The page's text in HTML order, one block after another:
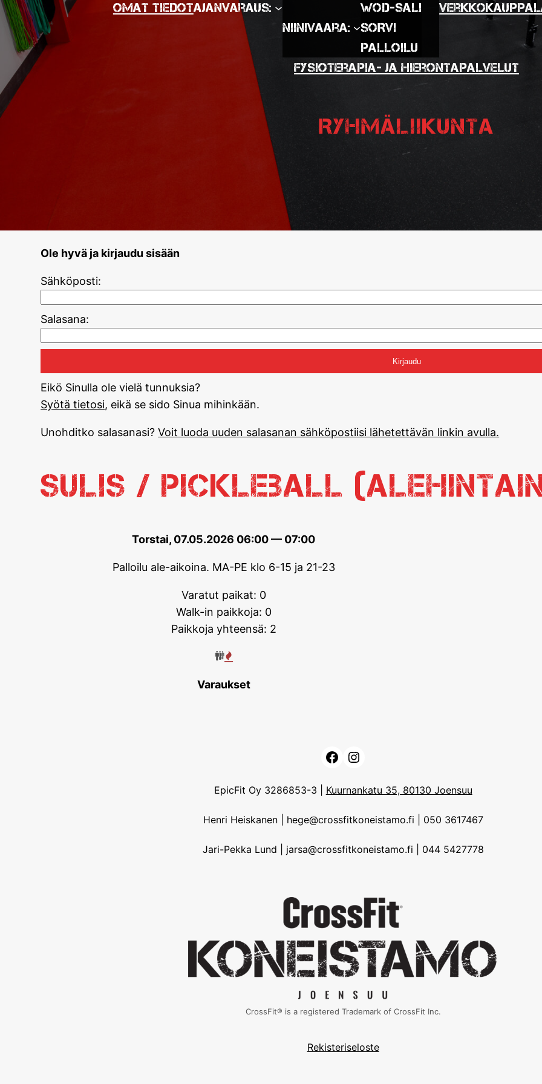
Omat tiedotAjanvaraus:
Niinivaara:
WOD-SALI
SORVI
Palloilu
Verkkokauppa
Fysioterapia- ja hierontapalvelut
Ryhmäliikunta
Ole hyvä ja kirjaudu sisään
Sähköposti:
Salasana:
Eikö Sinulla ole vielä tunnuksia?
Syötä tietosi, eikä se sido Sinua mihinkään.
Unohditko salasanasi?Voit luoda uuden salasanan sähköpostiisi lähetettävän linkin avulla.
Sulis / Pickleball
Torstai, 07.05.2026 06:00 — 07:00
Palloilu ale-aikoina. MA-PE klo 6-15 ja 21-23
Varatut paikat: 0
Walk-in paikkoja: 0
Paikkoja yhteensä: 2
Varaukset
Facebook
Instagram
EpicFit Oy 3286853-3 | Kuurnankatu 35, 80130 Joensuu
Henri Heiskanen | hege@crossfitkoneistamo.fi | 050 3617467
Jari-Pekka Lund | jarsa@crossfitkoneistamo.fi | 044 5427778
CrossFit® is a registered Trademark of CrossFit Inc.
Rekisteriseloste